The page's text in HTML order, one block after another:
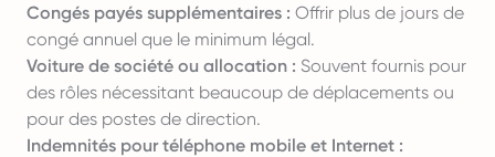
Congés payés supplémentaires : Offrir plus de jours de
congé annuel que le minimum légal.
Voiture de société ou allocation : Souvent fournis pour
des rôles nécessitant beaucoup de déplacements ou
pour des postes de direction.
Indemnités pour téléphone mobile et Internet :